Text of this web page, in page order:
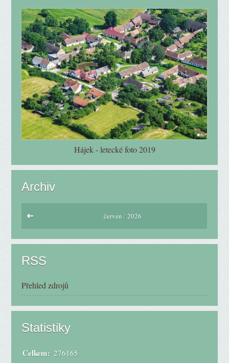
Hájek - letecké foto 2019
Archiv
červen /2026
RSS
Přehled zdrojů
Statistiky
Celkem: 276165